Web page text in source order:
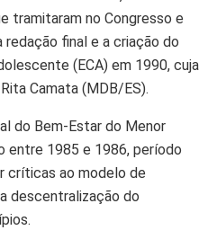
tramitaram no Congresso e
redação final e a criação do
(ECA) em 1990, cuja
Camata (MDB/ES).
do Bem-Estar do Menor
entre 1985 e 1986, período
críticas ao modelo de
descentralização do